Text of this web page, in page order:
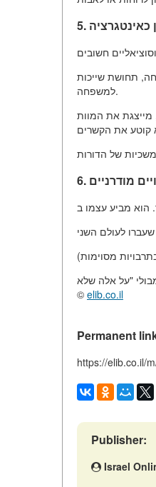
כאינטגרציה
תחושת שייכות
למשפחה.
את המוות
מודרניים
"על אלה שלא
© elib.co.il
Permanent
https://elib.co.il/
Publisher:
Israel